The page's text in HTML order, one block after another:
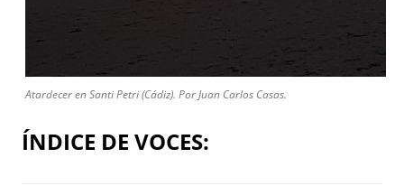
Atardecer en Santi Petri (Cádiz). Por Juan Carlos Casas.
ÍNDICE DE VOCES: